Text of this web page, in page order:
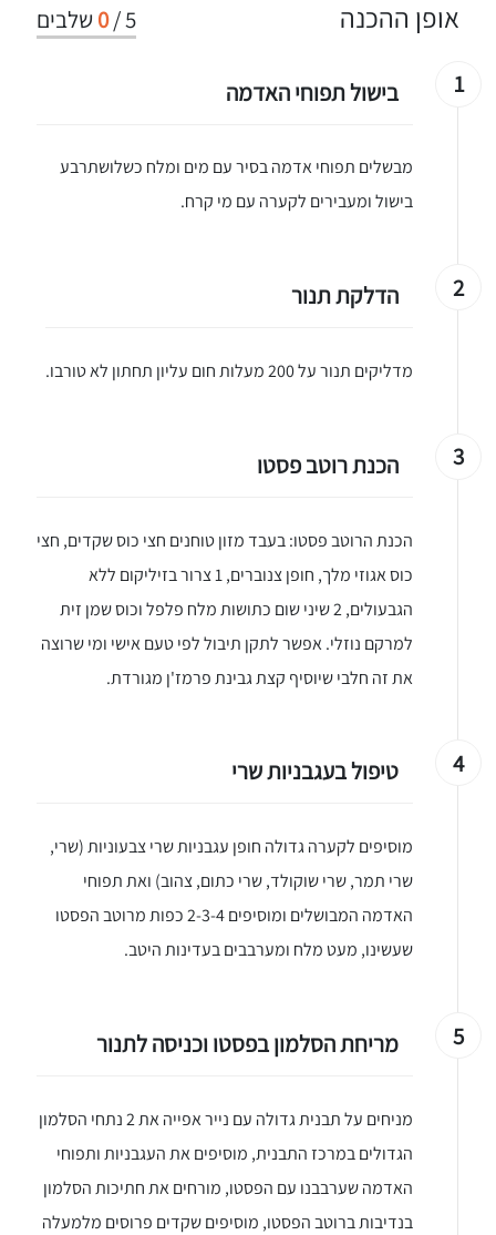
5
/
0 שלבים אופן ההכנה
1 בישול תפוחי האדמה
מבשלים תפוחי אדמה בסיר עם מים ומלח כשלושתרבע
בישול ומעבירים לקערה עם מי קרח.
2 הדלקת תנור
מדליקים תנור על 200 מעלות חום עליון תחתון לא טורבו.
3 הכנת רוטב פסטו
הכנת הרוטב פסטו: בעבד מזון טוחנים חצי כוס שקדים, חצי
כוס אגוזי מלך, חופן צנוברים, 1 צרור בזיליקום ללא
הגבעולים, 2 שיני שום כתושות מלח פלפל וכוס שמן זית
למרקם נוזלי. אפשר לתקן תיבול לפי טעם אישי ומי שרוצה
את זה חלבי שיוסיף קצת גבינת פרמז'ן מגורדת.
4 טיפול בעגבניות שרי
מוסיפים לקערה גדולה חופן עגבניות שרי צבעוניות (שרי,
שרי תמר, שרי שוקולד, שרי כתום, צהוב) ואת תפוחי
האדמה המבושלים ומוסיפים 2-3-4 כפות מרוטב הפסטו
שעשינו, מעט מלח ומערבבים בעדינות היטב.
5 מריחת הסלמון בפסטו וכניסה לתנור
מניחים על תבנית גדולה עם נייר אפייה את 2 נתחי הסלמון
הגדולים במרכז התבנית, מוסיפים את העגבניות ותפוחי
האדמה שערבבנו עם הפסטו, מורחים את חתיכות הסלמון
בנדיבות ברוטב הפסטו, מוסיפים שקדים פרוסים מלמעלה